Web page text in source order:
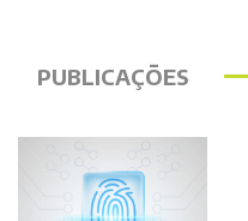
PUBLICAÇÕES